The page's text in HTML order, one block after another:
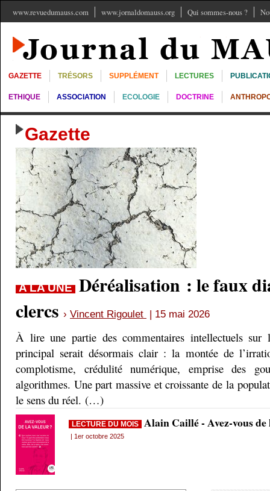
www.revuedumauss.com www.jornaldomauss.org Qui sommes-nous ?
GAZETTE TRÉSORS SUPPLÉMENT LECTURES
ETHIQUE ASSOCIATION ECOLOGIE DOCTRINE
Gazette
A LA UNE Déréalisation : le faux
clercs › Vincent Rigoulet | 15 mai 2026
À lire une partie des commentaires intellectuels sur
principal serait désormais clair : la montée de
complotisme, crédulité numérique, emprise des
algorithmes. Une part massive et croissante de la
le sens du réel. (…)
LECTURE DU MOIS Alain Caillé - Avez-vous
| 1er octobre 2025